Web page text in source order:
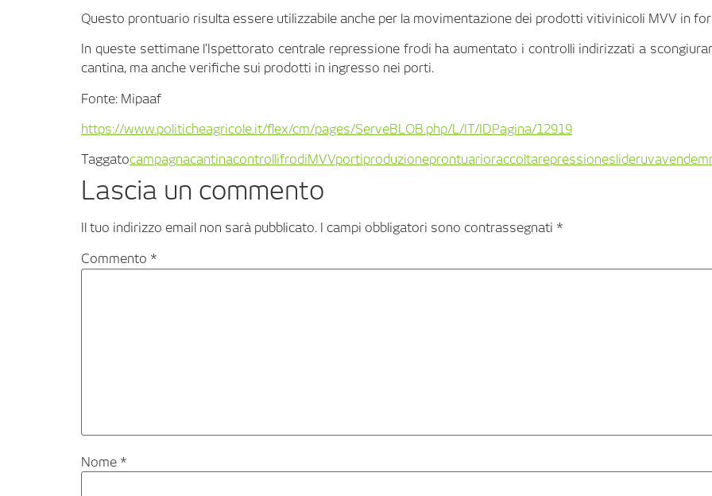
Questo prontuario risulta essere utilizzabile anche per la movimentazione dei prodotti vitivinicoli MVV in
In queste settimane l’Ispettorato centrale repressione frodi ha aumentato i controlli indirizzati a
cantina, ma anche verifiche sui prodotti in ingresso nei porti.
Fonte: Mipaaf
https://www.politicheagricole.it/flex/cm/pages/ServeBLOB.php/L/IT/IDPagina/12919
TaggatocampagnacantinacontrollifrodiMVVportiproduzioneprontuarioraccoltarepressioneslideruva
Lascia un commento
Il tuo indirizzo email non sarà pubblicato. I campi obbligatori sono contrassegnati *
Commento *
Nome *